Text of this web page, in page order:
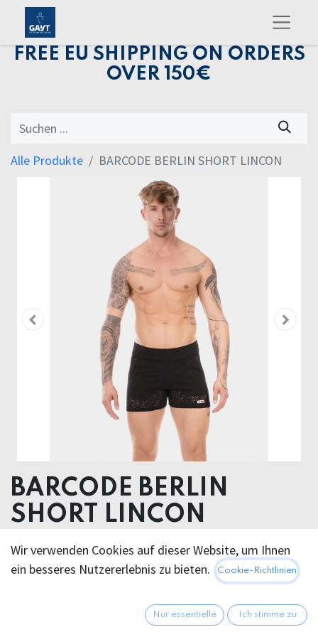
FREE EU SHIPPING ON ORDERS
OVER 150€
Alle Produkte BARCODE BERLIN SHORT LINCON
BARCODE BERLIN
SHORT LINCON
88% Cotton 12% Polyester
Dieses Produkt ist nicht länger verfügbar.
Wir verwenden Cookies auf dieser Website, um Ihnen
ein besseres Nutzererlebnis zu bieten.
Cookie-Richtlinien
Nur essentielle Ich stimme zu